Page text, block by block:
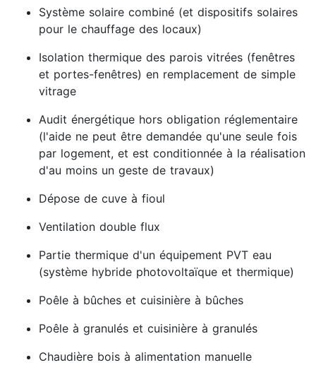
Système solaire combiné (et dispositifs solaires
pour le chauffage des locaux)
Isolation thermique des parois vitrées (fenêtres
et portes-fenêtres) en remplacement de simple
vitrage
Audit énergétique hors obligation réglementaire
(l'aide ne peut être demandée qu'une seule fois
par logement, et est conditionnée à la réalisation
d'au moins un geste de travaux)
Dépose de cuve à fioul
Ventilation double flux
Partie thermique d'un équipement PVT eau
(système hybride photovoltaïque et thermique)
Poêle à bûches et cuisinière à bûches
Poêle à granulés et cuisinière à granulés
Chaudière bois à alimentation manuelle